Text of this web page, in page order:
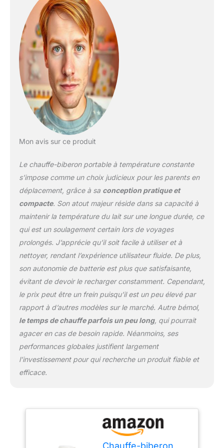
fassiez des courses ou
que vous voyagiez, cette
tasse est pratique et
pratique. Température
constante : le régulateur
de lait sans fil est doté
d'une construction en
acier inoxydable 316L qui
garantit que le lait de
votre bébé reste à la
température optimale
une température stable
facile : le mélangeur à lait
thermostatique portable
fait du mélange du lait en
poudre une tâche rapide
signifie que nourrir votre
bébé devient une
expérience simple,
surtout lorsque vous
êtes en déplacement.
Applications multiples :
en plus de réchauffer le
lait, ce chauffe-lait
portable peut également
être utilisé comme
bouilloire. Sa
construction robuste
garde les boissons
l'année. Convient à
toutes les situations :
que vous soyez à la
Mon avis sur ce produit
Le chauffe-biberon portable à température constante
s’impose comme un choix judicieux pour les parents en
déplacement, grâce à sa conception pratique et
compacte. Son atout majeur réside dans sa capacité à
maintenir la température du lait sur une longue durée, ce
qui est un soulagement certain lors de voyages
prolongés. J’apprécie qu’il soit facile à utiliser et à
nettoyer, rendant l’expérience utilisateur fluide. De plus,
son autonomie de batterie est plus que satisfaisante,
évitant de devoir le recharger constamment. Cependant,
le prix peut être un frein puisqu’il est un peu élevé par
rapport à d’autres modèles sur le marché. Autre bémol,
le temps de chauffe parfois un peu long, qui pourrait
agacer en cas de besoin rapide. Néanmoins, ses
performances globales justifient largement
l’investissement pour qui recherche un produit fiable et
efficace.
Chauffe-biberon